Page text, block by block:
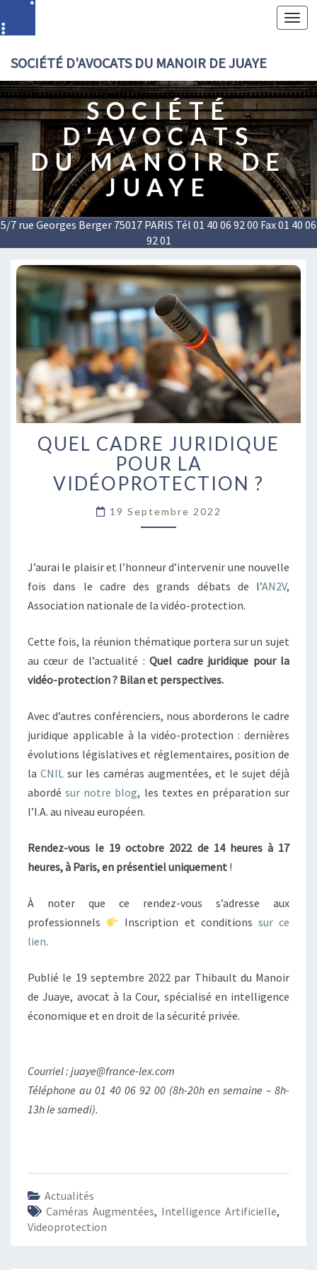
SOCIÉTÉ D'AVOCATS DU MANOIR DE JUAYE
SOCIÉTÉ
D'AVOCATS
DU MANOIR DE
JUAYE
5/7 rue Georges Berger 75017 PARIS Tél 01 40 06 92 00 Fax 01 40 06
92 01
QUEL
CADRE
JURIDIQUE
POUR
VIDÉOPROTECTION
QUEL CADRE JURIDIQUE
POUR LA
VIDÉOPROTECTION ?
19 Septembre 2022
J’aurai le plaisir et l’honneur d’intervenir une nouvelle
fois dans le cadre des grands débats de l’AN2V,
Association nationale de la vidéo-protection.
Cette fois, la réunion thématique portera sur un sujet
au cœur de l’actualité :Quel cadre juridique pour la
vidéo-protection ? Bilan et perspectives.
Avec d’autres conférenciers, nous aborderons le cadre
juridique applicable à la vidéo-protection : dernières
évolutions législatives et réglementaires, position de
la CNIL sur les caméras augmentées, et le sujet déjà
abordésur notre blog, les textes en préparation sur
l’I.A. au niveau européen.
Rendez-vous le 19 octobre 2022 de 14 heures à 17
heures, à Paris, en présentiel uniquement !
À noter que ce rendez-vous s’adresse aux
professionnels
Inscription et conditions sur ce
lien.
Publié le 19 septembre 2022 par Thibault du Manoir
de Juaye, avocat à la Cour, spécialisé en intelligence
économique et en droit de la sécurité privée.
Courriel : juaye@france-lex.com
Téléphone au 01 40 06 92 00 (8h-20h en semaine – 8h-
13h le samedi).
Actualités
Caméras Augmentées, Intelligence Artificielle,
Videoprotection